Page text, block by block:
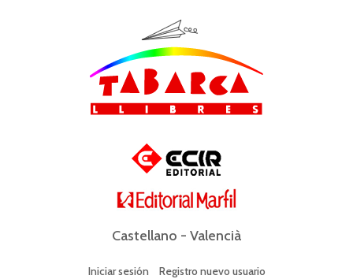
Castellano - Valencià
Iniciar sesión Registro nuevo usuario